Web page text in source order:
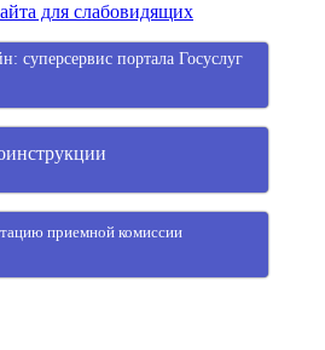
для слабовидящих
суперсервис портала Госуслуг
приемной комиссии